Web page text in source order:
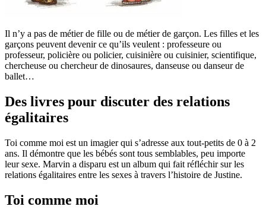
Il n’y a pas de métier de fille ou de métier de garçon. Les filles et les
garçons peuvent devenir ce qu’ils veulent : professeure ou
professeur, policière ou policier, cuisinière ou cuisinier, scientifique,
chercheuse ou chercheur de dinosaures, danseuse ou danseur de
ballet…
Des livres pour discuter des relations
égalitaires
Toi comme moi est un imagier qui s’adresse aux tout-petits de 0 à 2
ans. Il démontre que les bébés sont tous semblables, peu importe
leur sexe. Marvin a disparu est un album qui fait réfléchir sur les
relations égalitaires entre les sexes à travers l’histoire de Justine.
Toi comme moi